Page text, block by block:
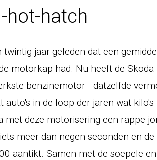
hot-hatch
twintig jaar geleden dat een
motorkap had. Nu heeft de
benzinemotor - datzelfde
auto's in de loop der jaren wat
met deze motorisering een rappe
meer dan negen seconden en
aantikt. Samen met de soepele